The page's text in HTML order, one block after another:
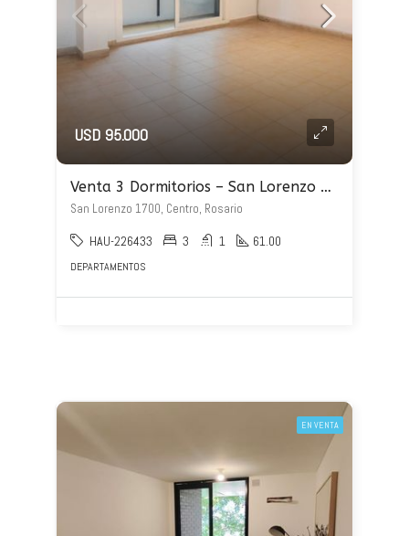
USD 95.000
Venta 3 Dormitorios – San Lorenzo 1700
San Lorenzo 1700, Centro, Rosario
HAU-226433 3 1 61.00
DEPARTAMENTOS
EN VENTA